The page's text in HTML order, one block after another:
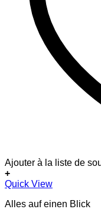
Ajouter à la liste de
+
Quick View
Alles auf einen Blick